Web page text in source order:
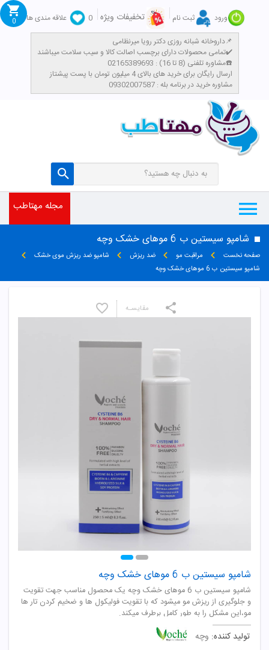
ورود ثبت نام تخفیفات ویژه 0
علاقه مندی ها
داروخانه شبانه روزی دکتر رویا میرنظامی📌
تمامی محصولات دارای برچسب اصالت کالا و سیب سلامت میباشند✔️
مشاوره تلفنی (8 تا 16) : 02165389693☎️
​ارسال رایگان برای خرید های بالای 4 میلیون تومان با پست پیشتاز
مشاوره خرید در برنامه بله : 09302007587
0
مجله مهتاطب
شامپو سیستین ب 6 موهای خشک وچه
صفحه نخست مراقبت مو ضد ریزش
شامپو ضد ریزش موی خشک
شامپو سیستین ب 6 موهای خشک وچه
شامپو سیستین ب 6 موهای خشک وچه
شامپو سیستین ب 6 موهای خشک وچه یک محصول مناسب جهت تقویت
و جلوگیری از ریزش مو میشود که با تقویت فولیکول ها و ضخیم کردن تار ها
مو،این مشکل را به طور کامل برطرف میکند.
تولید کننده: وچه
مقایسـه